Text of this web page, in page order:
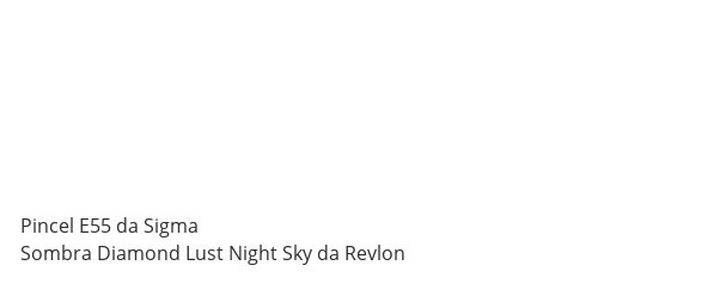
Pincel E55 da Sigma
Sombra Diamond Lust Night Sky da Revlon